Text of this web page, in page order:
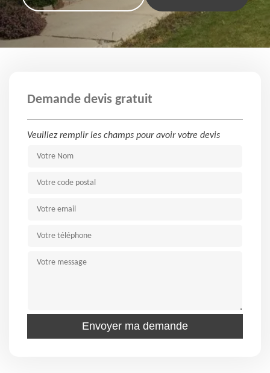
Demande devis gratuit
Veuillez remplir les champs pour avoir votre devis